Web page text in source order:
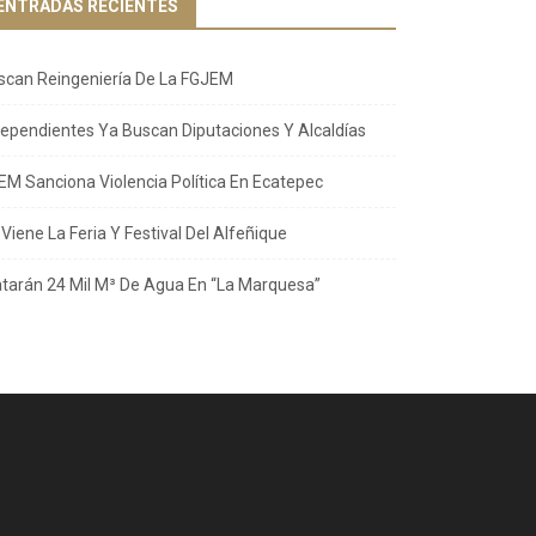
RECIENTES
Reingeniería De La FGJEM
Ya Buscan Diputaciones Y Alcaldías
Sanciona Violencia Política En Ecatepec
La Feria Y Festival Del Alfeñique
24 Mil M³ De Agua En “La Marquesa”